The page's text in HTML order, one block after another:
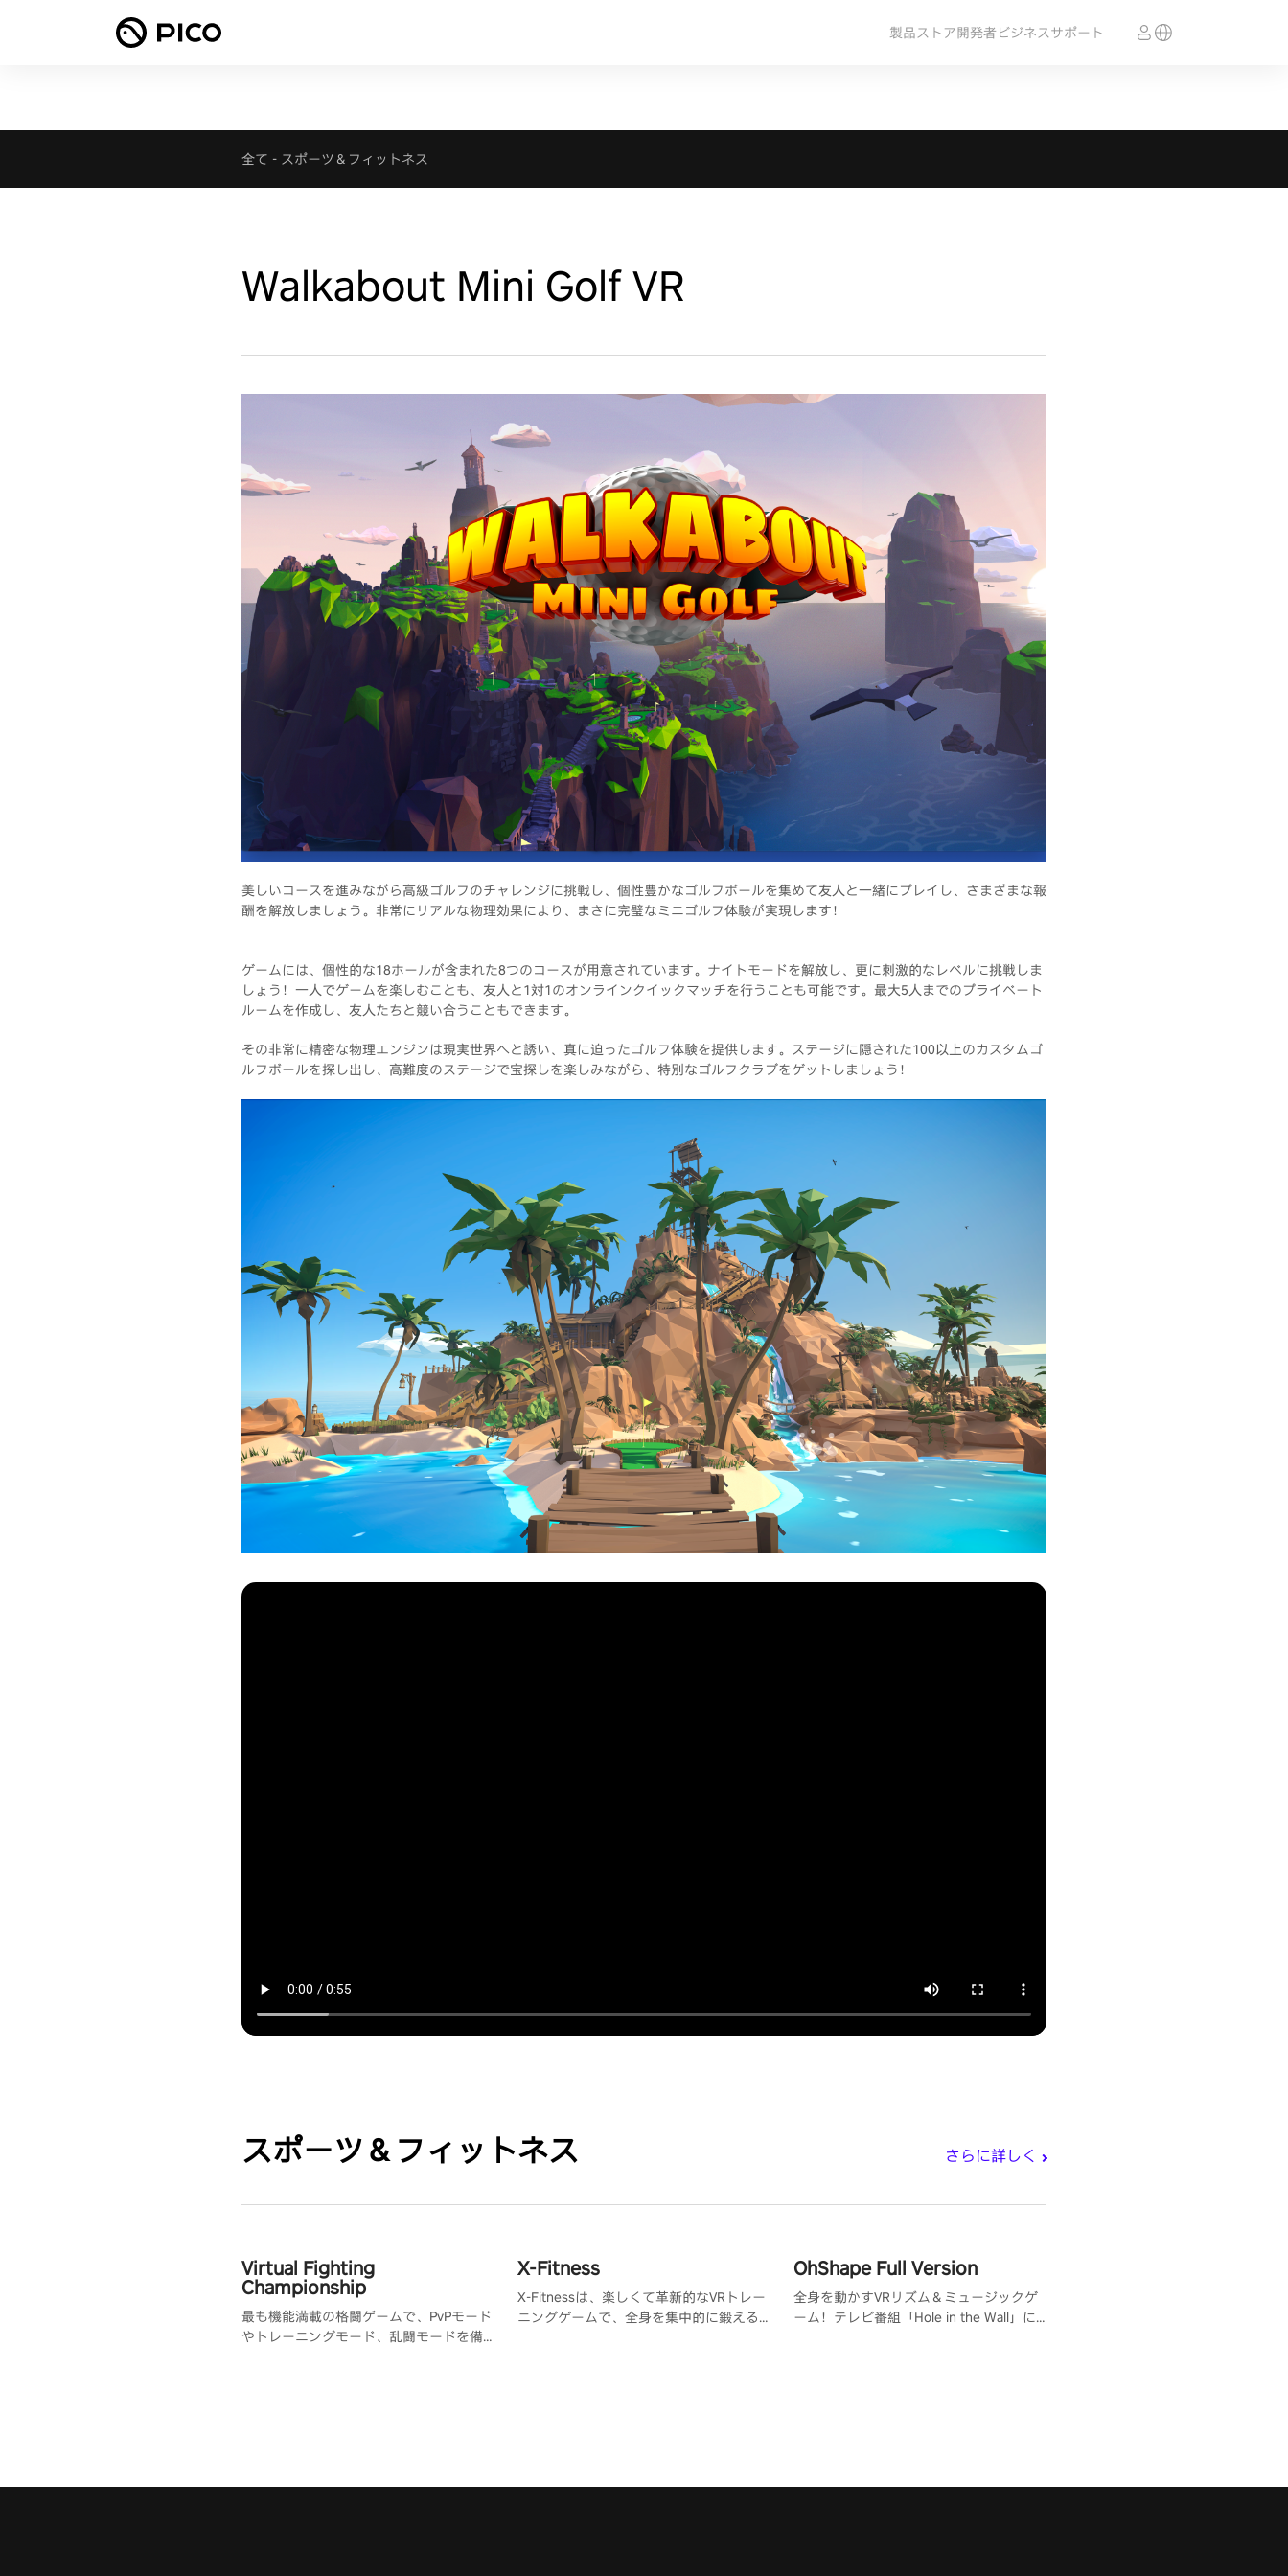
製品ストア開発者ビジネスサポート
全て - スポーツ＆フィットネス
Walkabout Mini Golf VR
美しいコースを進みながら高級ゴルフのチャレンジに挑戦し、個性豊かなゴルフボールを集めて友人と一緒にプレイし、さまざまな報
酬を解放しましょう。非常にリアルな物理効果により、まさに完璧なミニゴルフ体験が実現します！
ゲームには、個性的な18ホールが含まれた8つのコースが用意されています。ナイトモードを解放し、更に刺激的なレベルに挑戦しま
しょう！一人でゲームを楽しむことも、友人と1対1のオンラインクイックマッチを行うことも可能です。最大5人までのプライベート
ルームを作成し、友人たちと競い合うこともできます。
その非常に精密な物理エンジンは現実世界へと誘い、真に迫ったゴルフ体験を提供します。ステージに隠された100以上のカスタムゴ
ルフボールを探し出し、高難度のステージで宝探しを楽しみながら、特別なゴルフクラブをゲットしましょう！
スポーツ＆フィットネス さらに詳しく
Virtual Fighting
Championship
最も機能満載の格闘ゲームで、PvPモード
やトレーニングモード、乱闘モードを備
X-Fitness
X-Fitnessは、楽しくて革新的なVRトレー
ニングゲームで、全身を集中的に鍛える
OhShape Full Version
全身を動かすVRリズム＆ミュージックゲ
ーム！テレビ番組「Hole in the Wall」に